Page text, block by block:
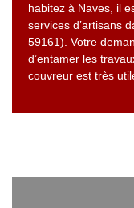
habitez à Naves, il
services d’artisans
59161). Votre
d’entamer les
couvreur est très